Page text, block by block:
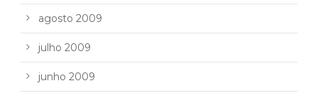
agosto 2009
julho 2009
junho 2009